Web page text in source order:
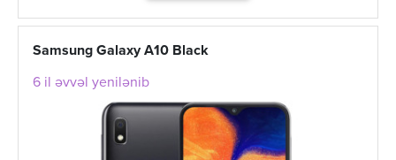
Samsung Galaxy A10 Black
6 il əvvəl yenilənib